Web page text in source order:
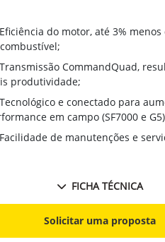
Eficiência do motor, até 3%
Transmissão CommandQuad,
produtividade;
Tecnológico e conectado para
em campo (SF7000 e
Facilidade de manutenções e
FICHA TÉCNICA
Solicitar uma proposta